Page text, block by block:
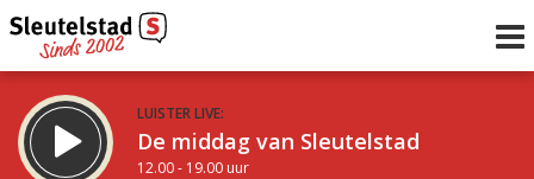
LUISTER LIVE:
De middag van Sleutelstad
12.00 - 19.00 uur